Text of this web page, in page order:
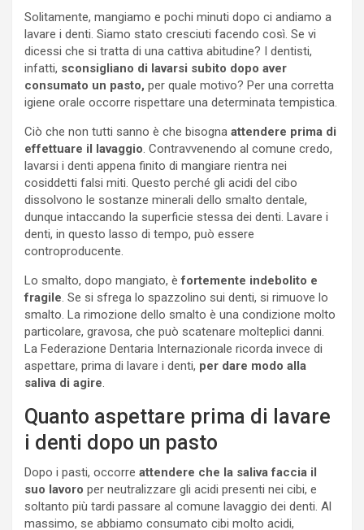
Solitamente, mangiamo e pochi minuti dopo ci andiamo a
lavare i denti. Siamo stato cresciuti facendo così. Se vi
dicessi che si tratta di una cattiva abitudine? I dentisti,
infatti, sconsigliano di lavarsi subito dopo aver
consumato un pasto, per quale motivo? Per una corretta
igiene orale occorre rispettare una determinata tempistica.
Ciò che non tutti sanno è che bisogna attendere prima di
effettuare il lavaggio. Contravvenendo al comune credo,
lavarsi i denti appena finito di mangiare rientra nei
cosiddetti falsi miti. Questo perché gli acidi del cibo
dissolvono le sostanze minerali dello smalto dentale,
dunque intaccando la superficie stessa dei denti. Lavare i
denti, in questo lasso di tempo, può essere
controproducente.
Lo smalto, dopo mangiato, èfortemente indebolito e
fragile. Se si sfrega lo spazzolino sui denti, si rimuove lo
smalto. La rimozione dello smalto è una condizione molto
particolare, gravosa, che può scatenare molteplici danni.
La Federazione Dentaria Internazionale ricorda invece di
aspettare, prima di lavare i denti, per dare modo alla
saliva di agire.
Quanto aspettare prima di lavare
i denti dopo un pasto
Dopo i pasti, occorre attendere che la saliva faccia il
suo lavoro per neutralizzare gli acidi presenti nei cibi, e
soltanto più tardi passare al comune lavaggio dei denti. Al
massimo, se abbiamo consumato cibi molto acidi,